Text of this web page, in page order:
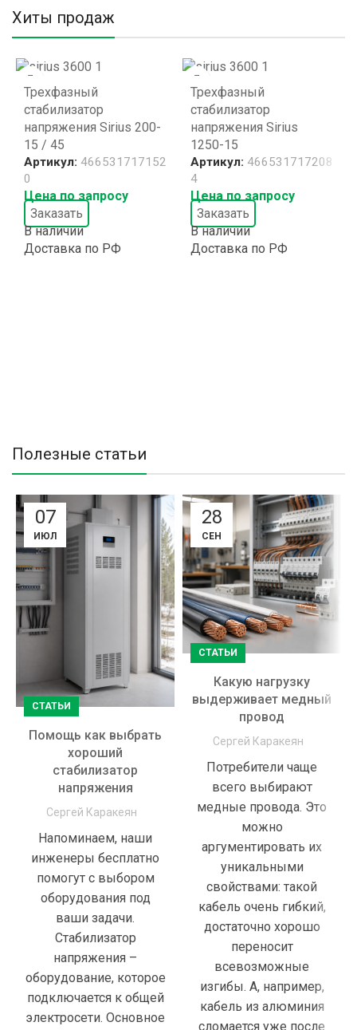
Хиты продаж
Трехфазный
стабилизатор
напряжения Sirius 200-
15 / 45
Артикул: 466531717152
0
Цена по запросу
Заказать
В наличии
Доставка по РФ
Трехфазный
стабилизатор
напряжения Sirius
1250-15
Артикул: 466531717208
4
Цена по запросу
Заказать
В наличии
Доставка по РФ
Полезные статьи
07
ИЮЛ
СТАТЬИ
Помощь как выбрать
хороший
стабилизатор
напряжения
Сергей Каракеян
Напоминаем, наши
инженеры бесплатно
помогут с выбором
оборудования под
ваши задачи.
Стабилизатор
напряжения –
оборудование, которое
подключается к общей
электросети. Основное
28
СЕН
СТАТЬИ
Какую нагрузку
выдерживает медный
провод
Сергей Каракеян
Потребители чаще
всего выбирают
медные провода. Это
можно
аргументировать их
уникальными
свойствами: такой
кабель очень гибкий,
достаточно хорошо
переносит
всевозможные
изгибы. А, например,
кабель из алюминия
сломается уже после